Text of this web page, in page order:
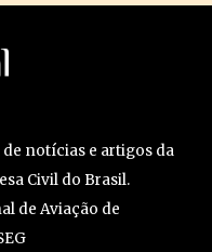
notícias e artigos da
Civil do Brasil.
de Aviação de